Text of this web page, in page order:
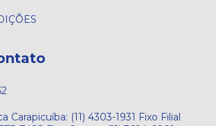
Carapicuíba: (11) 4303-1931 Fixo Filial